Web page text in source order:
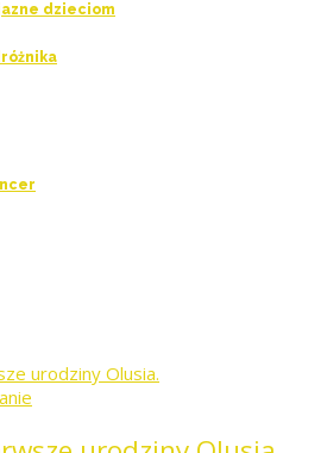
dzieciom